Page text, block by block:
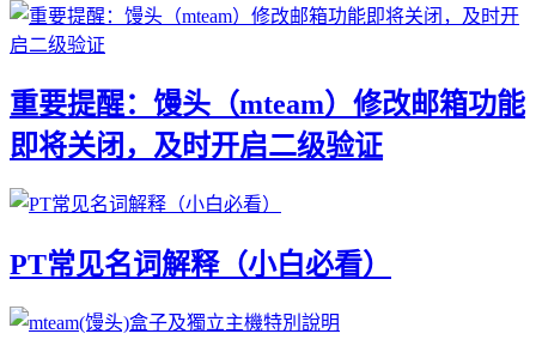
重要提醒：馒头（mteam）修改邮箱功能
即将关闭，及时开启二级验证
PT常见名词解释（小白必看）